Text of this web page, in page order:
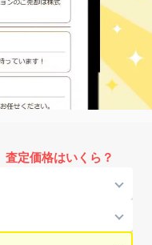
査定価格はいくら？